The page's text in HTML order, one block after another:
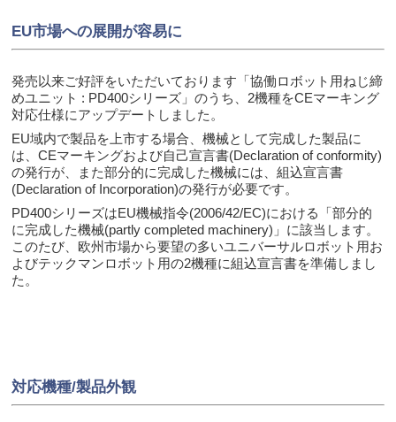
EU市場への展開が容易に
発売以来ご好評をいただいております「協働ロボット用ねじ締
めユニット : PD400シリーズ」のうち、2機種をCEマーキング
対応仕様にアップデートしました。
EU域内で製品を上市する場合、機械として完成した製品に
は、CEマーキングおよび自己宣言書(Declaration of conformity)
の発行が、また部分的に完成した機械には、組込宣言書
(Declaration of Incorporation)の発行が必要です。
PD400シリーズはEU機械指令(2006/42/EC)における「部分的
に完成した機械(partly completed machinery)」に該当します。
このたび、欧州市場から要望の多いユニバーサルロボット用お
よびテックマンロボット用の2機種に組込宣言書を準備しまし
た。
対応機種/製品外観